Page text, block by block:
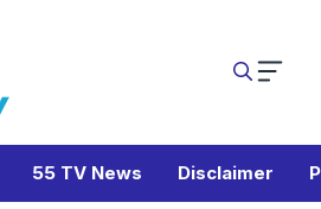
55 TV News Disclaimer